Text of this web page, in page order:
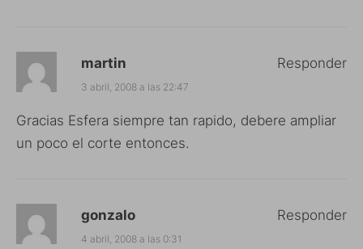
martin
3 abril, 2008 a las 22:47
Gracias Esfera siempre tan rapido, debere ampliar
un poco el corte entonces.
Responder
gonzalo
4 abril, 2008 a las 0:31
Responder